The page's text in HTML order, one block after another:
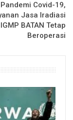
Covid-19,
Jasa Iradiasi
IGMP BATAN Tetap
Beroperasi